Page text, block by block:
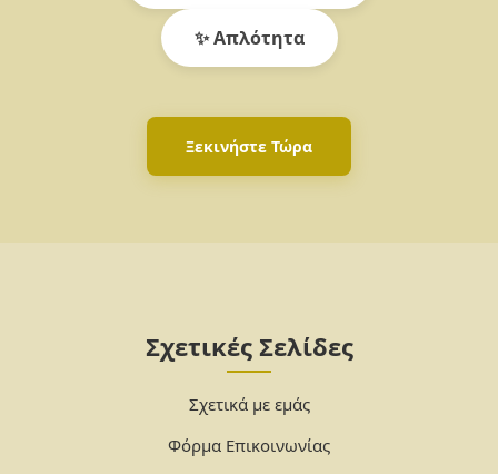
✨ Απλότητα
Ξεκινήστε Τώρα
Σχετικές Σελίδες
Σχετικά με εμάς
Φόρμα Επικοινωνίας